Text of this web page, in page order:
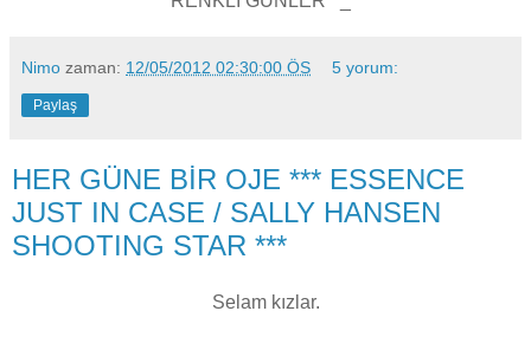
Nimo zaman: 12/05/2012 02:30:00 ÖS 5 yorum:
Paylaş
HER GÜNE BİR OJE *** ESSENCE
JUST IN CASE / SALLY HANSEN
SHOOTING STAR ***
Selam kızlar.